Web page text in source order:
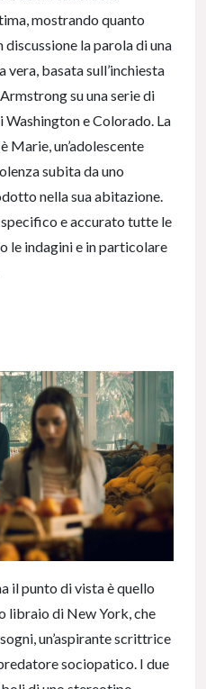
mostrando quanto
la parola di una
basata sull’inchiesta
su una serie di
e Colorado. La
Marie, un’adolescente
subita da uno
nella sua abitazione.
e accurato tutte le
le indagini e in particolare
il punto di vista è quello
libraio di New York, che
un’aspirante scrittrice
sociopatico. I due